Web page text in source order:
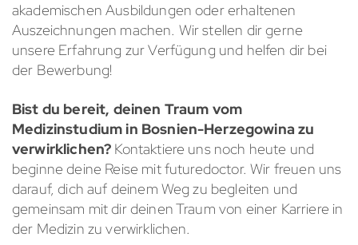
akademischen Ausbildungen oder erhaltenen
Auszeichnungen machen. Wir stellen dir gerne
unsere Erfahrung zur Verfügung und helfen dir bei
der Bewerbung!
Bist du bereit, deinen Traum vom
Medizinstudium in Bosnien-Herzegowina zu
verwirklichen? Kontaktiere uns noch heute und
beginne deine Reise mit futuredoctor. Wir freuen uns
darauf, dich auf deinem Weg zu begleiten und
gemeinsam mit dir deinen Traum von einer Karriere in
der Medizin zu verwirklichen.